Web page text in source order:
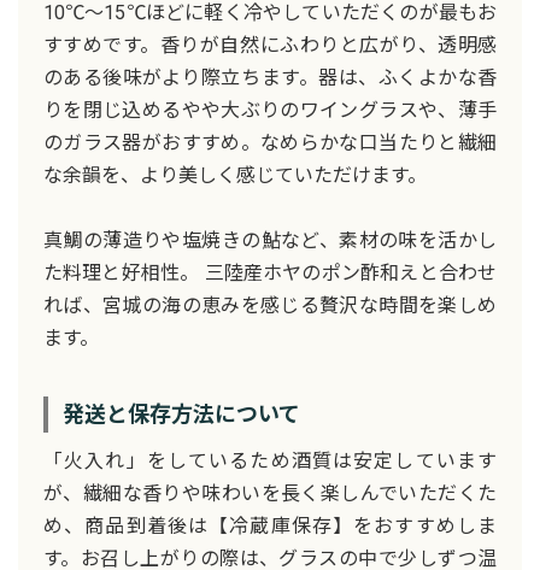
10℃〜15℃ほどに軽く冷やしていただくのが最もお
すすめです。香りが自然にふわりと広がり、透明感
のある後味がより際立ちます。器は、ふくよかな香
りを閉じ込めるやや大ぶりのワイングラスや、薄手
のガラス器がおすすめ。なめらかな口当たりと繊細
な余韻を、より美しく感じていただけます。
真鯛の薄造りや塩焼きの鮎など、素材の味を活かし
た料理と好相性。 三陸産ホヤのポン酢和えと合わせ
れば、宮城の海の恵みを感じる贅沢な時間を楽しめ
ます。
発送と保存方法について
「火入れ」をしているため酒質は安定しています
が、繊細な香りや味わいを長く楽しんでいただくた
め、商品到着後は【冷蔵庫保存】をおすすめしま
す。お召し上がりの際は、グラスの中で少しずつ温